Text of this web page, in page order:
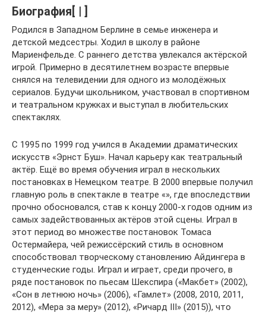
Биография[ | ]
Родился в Западном Берлине в семье инженера и
детской медсестры. Ходил в школу в районе
Мариенфельде. С раннего детства увлекался актёрской
игрой. Примерно в десятилетнем возрасте впервые
снялся на телевидении для одного из молодёжных
сериалов. Будучи школьником, участвовал в спортивном
и театральном кружках и выступал в любительских
спектаклях.
С 1995 по 1999 год учился в Академии драматических
искусств «Эрнст Буш». Начал карьеру как театральный
актёр. Ещё во время обучения играл в нескольких
постановках в Немецком театре. В 2000 впервые получил
главную роль в спектакле в театре «», где впоследствии
прочно обосновался, став к концу 2000-х годов одним из
самых задействованных актёров этой сцены. Играл в
этот период во множестве постановок Томаса
Остермайера, чей режиссёрский стиль в основном
способствовал творческому становлению Айдингера в
студенческие годы. Играл и играет, среди прочего, в
ряде постановок по пьесам Шекспира («Макбет» (2002),
«Сон в летнюю ночь» (2006), «Гамлет» (2008, 2010, 2011,
2012), «Мера за меру» (2012), «Ричард III» (2015)), что